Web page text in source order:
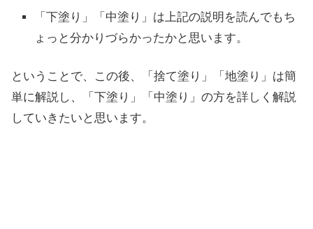
「下塗り」「中塗り」は上記の説明を読んでもち
ょっと分かりづらかったかと思います。
ということで、この後、「捨て塗り」「地塗り」は簡
単に解説し、「下塗り」「中塗り」の方を詳しく解説
していきたいと思います。